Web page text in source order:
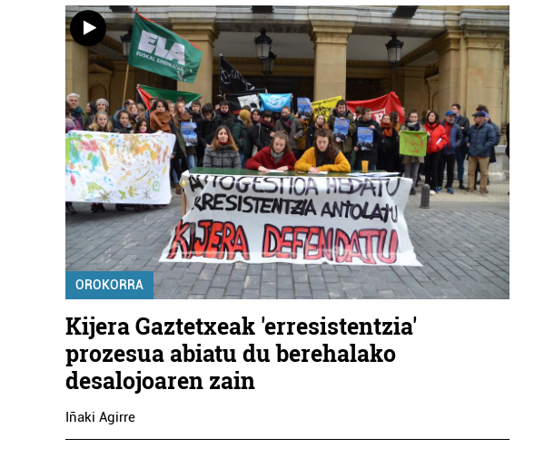
OROKORRA
Kijera Gaztetxeak 'erresistentzia'
prozesua abiatu du berehalako
desalojoaren zain
Iñaki Agirre